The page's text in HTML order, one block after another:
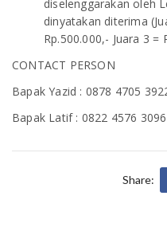
diselenggarakan oleh
dinyatakan diterima
Rp.500.000,- Juara 3 =
CONTACT PERSON
Bapak Yazid : 0878 4705
Bapak Latif : 0822 4576 3096
Share: